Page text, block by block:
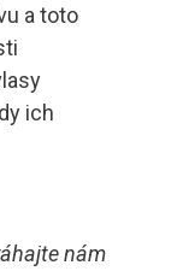
a toto
ich
nám